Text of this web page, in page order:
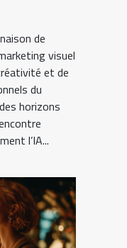
de
visuel
et de
du
horizons
l’IA...